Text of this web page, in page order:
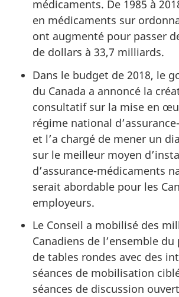
médicaments. De 1985 à
en médicaments sur
ont augmenté pour passer
de dollars à 33,7 milliards.
Dans le budget de 2018, le
du Canada a annoncé la
consultatif sur la mise en
régime national
et l’a chargé de mener un
sur le meilleur moyen
d’assurance-médicaments
serait abordable pour les
employeurs.
Le Conseil a mobilisé des
Canadiens de l’ensemble
de tables rondes avec des
séances de mobilisation
séances de discussion